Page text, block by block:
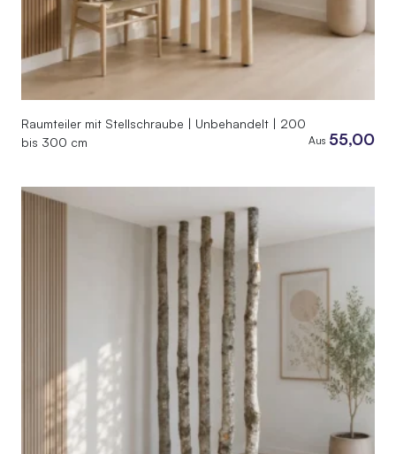
Raumteiler mit Stellschraube | Unbehandelt | 200
bis 300 cm
Aus 55,00